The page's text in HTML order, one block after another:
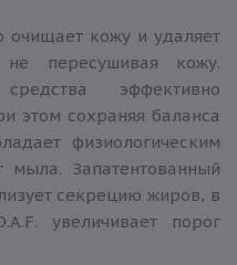
кожу и удаляет
не пересушивая кожу.
эффективно
этом сохраняя баланса
физиологическим
Запатентованный
секрецию жиров, в
увеличивает порог